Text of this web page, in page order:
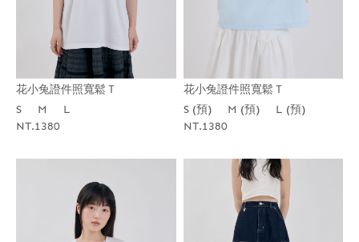
花小兔證件照寬鬆Ｔ
S
M
L
NT.1380
花小兔證件照寬鬆Ｔ
S (預)
M (預)
L (預)
NT.1380